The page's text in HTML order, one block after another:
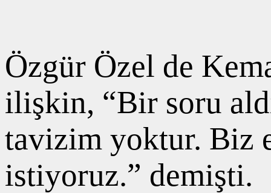
Özgür Özel de
ilişkin, “Bir soru
tavizim yoktur. Biz
istiyoruz.” demişti.